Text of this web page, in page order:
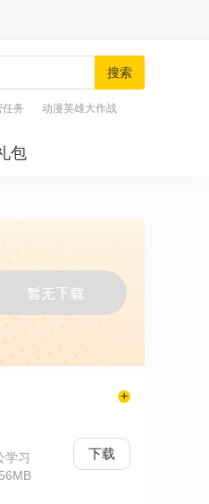
搜索
务 动漫英雄大作战
包
学习
下载